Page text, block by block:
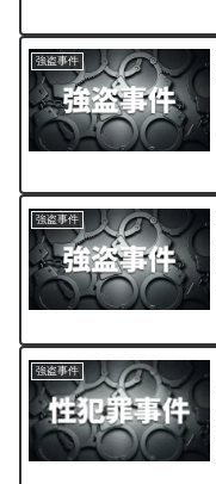
強盗事件
強盗事件
強盗事件